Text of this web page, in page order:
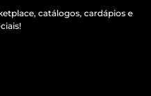
catálogos, cardápios e